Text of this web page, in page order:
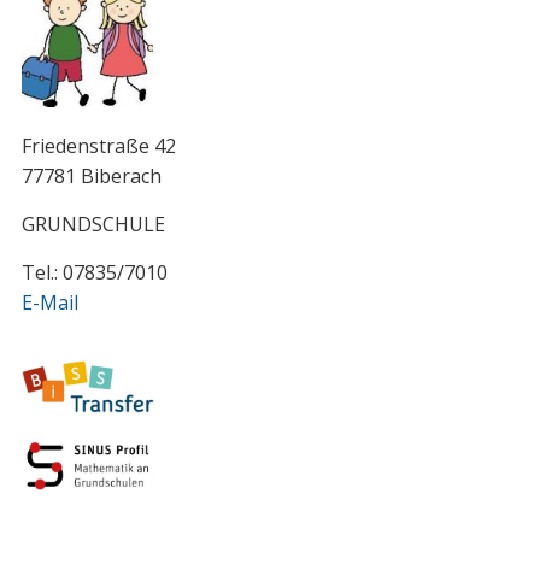
Friedenstraße 42
77781 Biberach
GRUNDSCHULE
Tel.: 07835/7010
E-Mail